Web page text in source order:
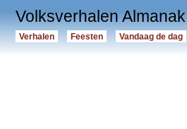
Volksverhalen Almanak
Verhalen Feesten Vandaag de dag